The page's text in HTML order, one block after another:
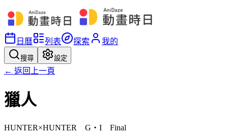
日曆 列表 探索 我的
搜尋 設定
← 返回上一頁
獵人
HUNTER×HUNTER G・I Final